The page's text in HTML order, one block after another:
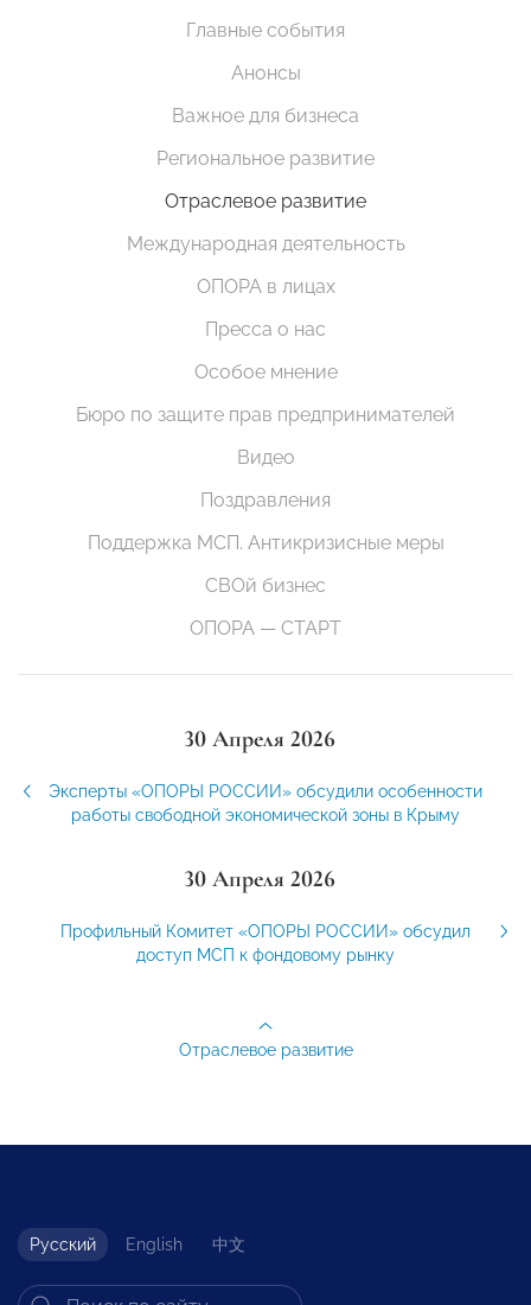
Главные события
Анонсы
Важное для бизнеса
Региональное развитие
Отраслевое развитие
Международная деятельность
ОПОРА в лицах
Пресса о нас
Особое мнение
Бюро по защите прав предпринимателей
Видео
Поздравления
Поддержка МСП. Антикризисные меры
СВОй бизнес
ОПОРА — СТАРТ
30 Апреля 2026
Эксперты «ОПОРЫ РОССИИ» обсудили особенности
работы свободной экономической зоны в Крыму
30 Апреля 2026
Профильный Комитет «ОПОРЫ РОССИИ» обсудил
доступ МСП к фондовому рынку
Отраслевое развитие
Русский English 中文